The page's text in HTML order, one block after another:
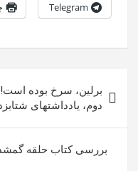
Telegram
نوشته
برلین، سرخ بوده
دوم، یادداشتهای
بررسی کتاب حلقه